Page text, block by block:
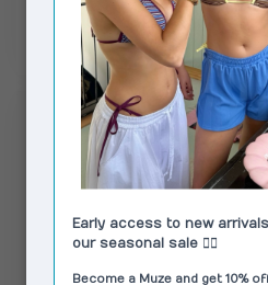
€79,90
Op voorraad